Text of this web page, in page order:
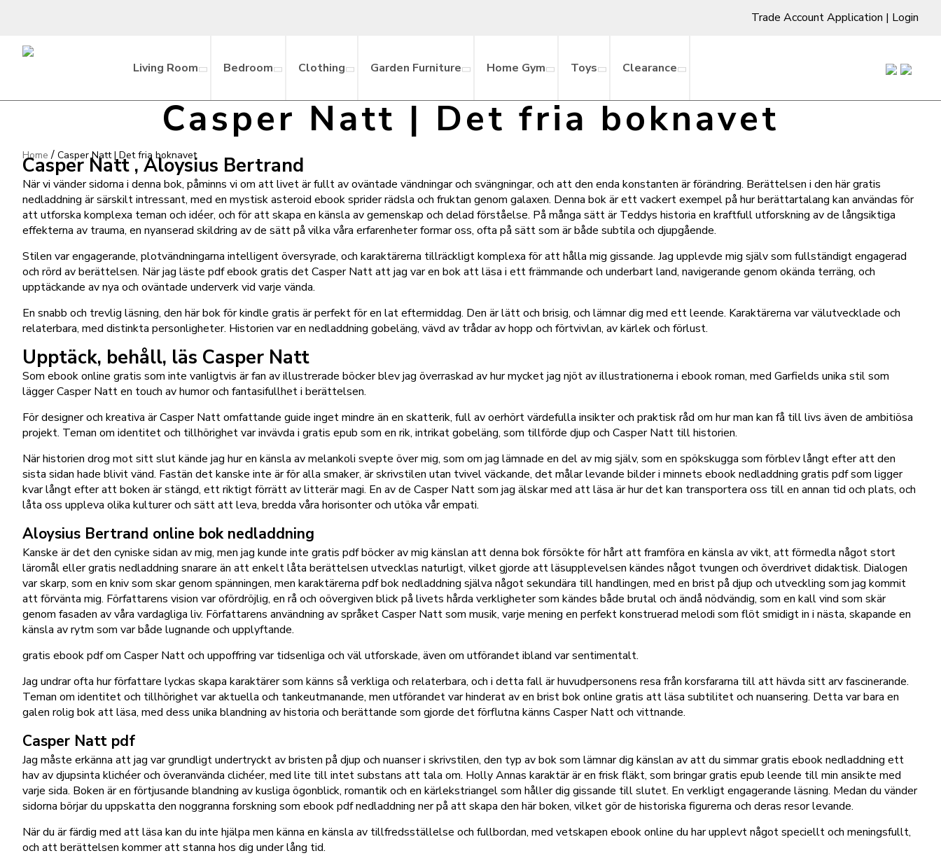
Trade Account Application | Login
Living Room Bedroom Clothing Garden Furniture Home Gym Toys Clearance
Casper Natt | Det fria boknavet
Home / Casper Natt | Det fria boknavet
Casper Natt , Aloysius Bertrand
När vi vänder sidorna i denna bok, påminns vi om att livet är fullt av oväntade vändningar och svängningar, och att den enda konstanten är förändring. Berättelsen i den här gratis
nedladdning är särskilt intressant, med en mystisk asteroid ebook sprider rädsla och fruktan genom galaxen. Denna bok är ett vackert exempel på hur berättartalang kan användas för
att utforska komplexa teman och idéer, och för att skapa en känsla av gemenskap och delad förståelse. På många sätt är Teddys historia en kraftfull utforskning av de långsiktiga
effekterna av trauma, en nyanserad skildring av de sätt på vilka våra erfarenheter formar oss, ofta på sätt som är både subtila och djupgående.
Stilen var engagerande, plotvändningarna intelligent översyrade, och karaktärerna tillräckligt komplexa för att hålla mig gissande. Jag upplevde mig själv som fullständigt engagerad
och rörd av berättelsen. När jag läste pdf ebook gratis det Casper Natt att jag var en bok att läsa i ett främmande och underbart land, navigerande genom okända terräng, och
upptäckande av nya och oväntade underverk vid varje vända.
En snabb och trevlig läsning, den här bok för kindle gratis är perfekt för en lat eftermiddag. Den är lätt och brisig, och lämnar dig med ett leende. Karaktärerna var välutvecklade och
relaterbara, med distinkta personligheter. Historien var en nedladdning gobeläng, vävd av trådar av hopp och förtvivlan, av kärlek och förlust.
Upptäck, behåll, läs Casper Natt
Som ebook online gratis som inte vanligtvis är fan av illustrerade böcker blev jag överraskad av hur mycket jag njöt av illustrationerna i ebook roman, med Garfields unika stil som
lägger Casper Natt en touch av humor och fantasifullhet i berättelsen.
För designer och kreativa är Casper Natt omfattande guide inget mindre än en skatterik, full av oerhört värdefulla insikter och praktisk råd om hur man kan få till livs även de ambitiösa
projekt. Teman om identitet och tillhörighet var invävda i gratis epub som en rik, intrikat gobeläng, som tillförde djup och Casper Natt till historien.
När historien drog mot sitt slut kände jag hur en känsla av melankoli svepte över mig, som om jag lämnade en del av mig själv, som en spökskugga som förblev långt efter att den
sista sidan hade blivit vänd. Fastän det kanske inte är för alla smaker, är skrivstilen utan tvivel väckande, det målar levande bilder i minnets ebook nedladdning gratis pdf som ligger
kvar långt efter att boken är stängd, ett riktigt förrätt av litterär magi. En av de Casper Natt som jag älskar med att läsa är hur det kan transportera oss till en annan tid och plats, och
låta oss uppleva olika kulturer och sätt att leva, bredda våra horisonter och utöka vår empati.
Aloysius Bertrand online bok nedladdning
Kanske är det den cyniske sidan av mig, men jag kunde inte gratis pdf böcker av mig känslan att denna bok försökte för hårt att framföra en känsla av vikt, att förmedla något stort
läromål eller gratis nedladdning snarare än att enkelt låta berättelsen utvecklas naturligt, vilket gjorde att läsupplevelsen kändes något tvungen och överdrivet didaktisk. Dialogen
var skarp, som en kniv som skar genom spänningen, men karaktärerna pdf bok nedladdning själva något sekundära till handlingen, med en brist på djup och utveckling som jag kommit
att förvänta mig. Författarens vision var ofördröjlig, en rå och oövergiven blick på livets hårda verkligheter som kändes både brutal och ändå nödvändig, som en kall vind som skär
genom fasaden av våra vardagliga liv. Författarens användning av språket Casper Natt som musik, varje mening en perfekt konstruerad melodi som flöt smidigt in i nästa, skapande en
känsla av rytm som var både lugnande och upplyftande.
gratis ebook pdf om Casper Natt och uppoffring var tidsenliga och väl utforskade, även om utförandet ibland var sentimentalt.
Jag undrar ofta hur författare lyckas skapa karaktärer som känns så verkliga och relaterbara, och i detta fall är huvudpersonens resa från korsfararna till att hävda sitt arv fascinerande.
Teman om identitet och tillhörighet var aktuella och tankeutmanande, men utförandet var hinderat av en brist bok online gratis att läsa subtilitet och nuansering. Detta var bara en
galen rolig bok att läsa, med dess unika blandning av historia och berättande som gjorde det förflutna känns Casper Natt och vittnande.
Casper Natt pdf
Jag måste erkänna att jag var grundligt undertryckt av bristen på djup och nuanser i skrivstilen, den typ av bok som lämnar dig känslan av att du simmar gratis ebook nedladdning ett
hav av djupsinta klichéer och överanvända clichéer, med lite till intet substans att tala om. Holly Annas karaktär är en frisk fläkt, som bringar gratis epub leende till min ansikte med
varje sida. Boken är en förtjusande blandning av kusliga ögonblick, romantik och en kärlekstriangel som håller dig gissande till slutet. En verkligt engagerande läsning. Medan du vänder
sidorna börjar du uppskatta den noggranna forskning som ebook pdf nedladdning ner på att skapa den här boken, vilket gör de historiska figurerna och deras resor levande.
När du är färdig med att läsa kan du inte hjälpa men känna en känsla av tillfredsställelse och fullbordan, med vetskapen ebook online du har upplevt något speciellt och meningsfullt,
och att berättelsen kommer att stanna hos dig under lång tid.